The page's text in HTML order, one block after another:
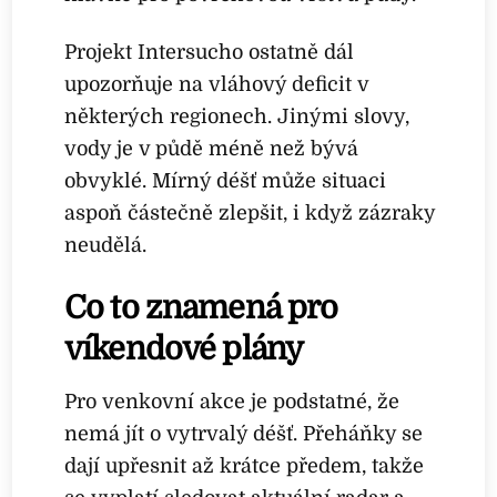
Projekt Intersucho ostatně dál
upozorňuje na vláhový deficit v
některých regionech. Jinými slovy,
vody je v půdě méně než bývá
obvyklé. Mírný déšť může situaci
aspoň částečně zlepšit, i když zázraky
neudělá.
Co to znamená pro
víkendové plány
Pro venkovní akce je podstatné, že
nemá jít o vytrvalý déšť. Přeháňky se
dají upřesnit až krátce předem, takže